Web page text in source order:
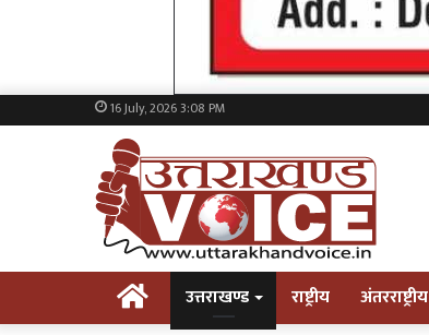
16 July, 2026 3:08 PM
Homeउत्तराखण्ड राष्ट्रीय अंतरराष्ट्रीय